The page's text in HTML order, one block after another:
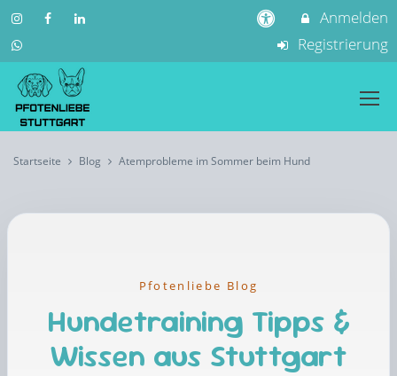
Anmelden
Registrierung
Startseite Blog Atemprobleme im Sommer beim Hund
Pfotenliebe Blog
Hundetraining Tipps &
Wissen aus Stuttgart